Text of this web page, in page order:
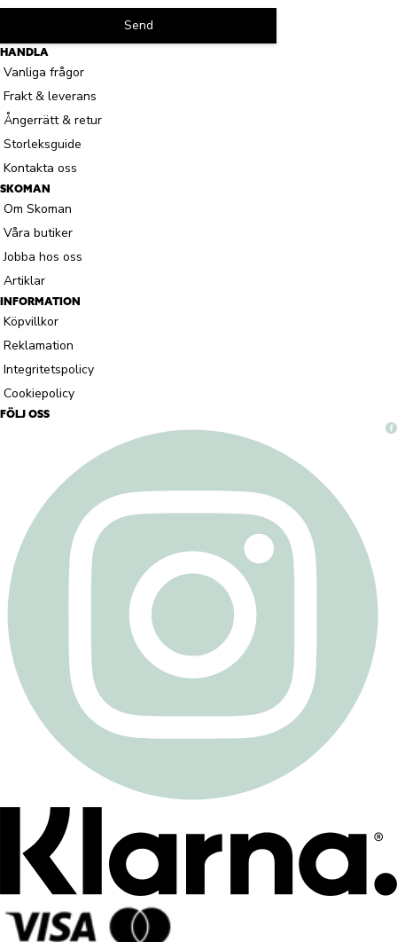
Send
HANDLA
Vanliga frågor
Frakt & leverans
Ångerrätt & retur
Storleksguide
Kontakta oss
SKOMAN
Om Skoman
Våra butiker
Jobba hos oss
Artiklar
INFORMATION
Köpvillkor
Reklamation
Integritetspolicy
Cookiepolicy
FÖLJ OSS